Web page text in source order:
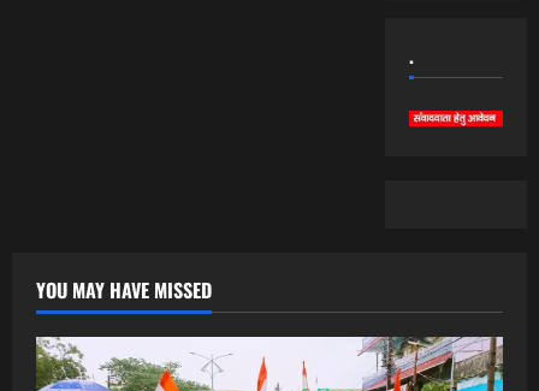
.
YOU MAY HAVE MISSED